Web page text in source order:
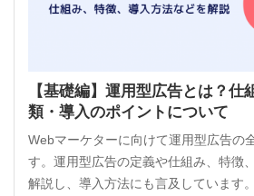
【基礎編】運用型広告とは？仕
類・導入のポイントについて
Webマーケターに向けて運用型広告の
す。運用型広告の定義や仕組み、特徴
解説し、導入方法にも言及しています。